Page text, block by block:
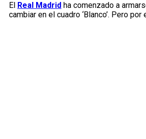
El Real Madrid ha comenzado a
cambiar en el cuadro ‘Blanco’. Pero